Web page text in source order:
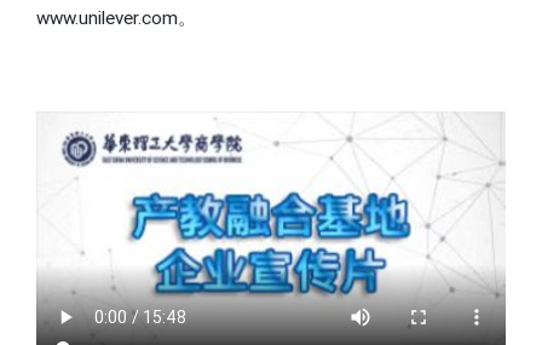
www.unilever.com。